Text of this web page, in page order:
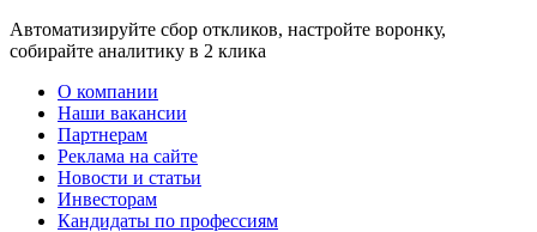
Автоматизируйте сбор откликов, настройте воронку,
собирайте аналитику в 2 клика
О компании
Наши вакансии
Партнерам
Реклама на сайте
Новости и статьи
Инвесторам
Кандидаты по профессиям